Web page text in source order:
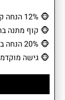
למי שאוהבת
מידע נוסף
• תא מרכזי
🐵
🐵 קוף מתנה
🐵
🐵 גישה